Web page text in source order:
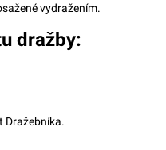
vydražením.
dražby:
Dražebníka.